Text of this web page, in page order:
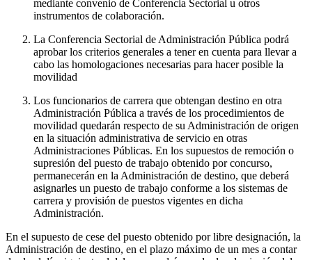
mediante convenio de Conferencia Sectorial u otros
instrumentos de colaboración.
La Conferencia Sectorial de Administración Pública podrá
aprobar los criterios generales a tener en cuenta para llevar a
cabo las homologaciones necesarias para hacer posible la
movilidad
Los funcionarios de carrera que obtengan destino en otra
Administración Pública a través de los procedimientos de
movilidad quedarán respecto de su Administración de origen
en la situación administrativa de servicio en otras
Administraciones Públicas. En los supuestos de remoción o
supresión del puesto de trabajo obtenido por concurso,
permanecerán en la Administración de destino, que deberá
asignarles un puesto de trabajo conforme a los sistemas de
carrera y provisión de puestos vigentes en dicha
Administración.
En el supuesto de cese del puesto obtenido por libre designación, la
Administración de destino, en el plazo máximo de un mes a contar